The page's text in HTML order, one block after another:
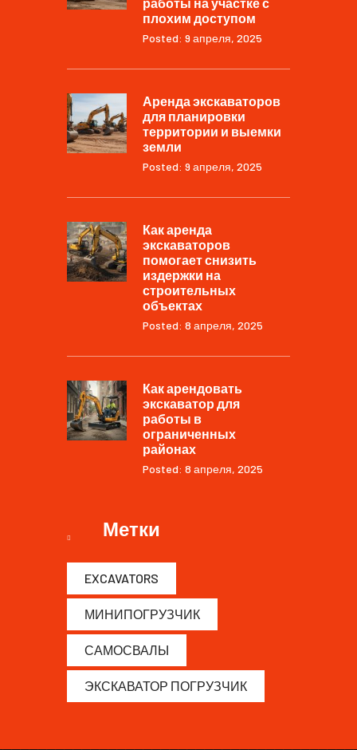
плохим доступом
Posted: 9 апреля, 2025
Аренда экскаваторов
для планировки
территории и выемки
земли
Posted: 9 апреля, 2025
Как аренда
экскаваторов
помогает снизить
издержки на
строительных
объектах
Posted: 8 апреля, 2025
Как арендовать
экскаватор для
работы в
ограниченных
районах
Posted: 8 апреля, 2025
Метки
EXCAVATORS
МИНИПОГРУЗЧИК
САМОСВАЛЫ
ЭКСКАВАТОР ПОГРУЗЧИК